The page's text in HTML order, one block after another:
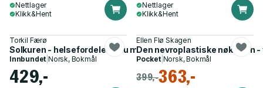
Nettlager
Klikk&Hent
Nettlager
Klikk&Hent
Torkil Færø
Solkuren - helsefordelene du mister hvis du frykter solen
Innbundet |Norsk, Bokmål
429,-
Ellen Flø Skagen
Den nevroplastiske nøkkelen
Pocket| Norsk, Bokmål
399,-363,-